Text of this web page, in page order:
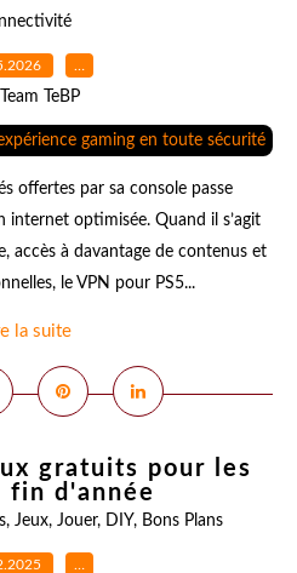
…
TeBP
offertes par sa console passe
internet optimisée. Quand il s’agit
accès à davantage de contenus et
le VPN pour PS5...
la suite
gratuits pour les
fin d'année
, Jeux, Jouer, DIY, Bons Plans
…